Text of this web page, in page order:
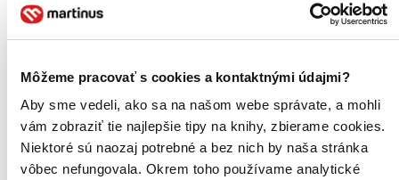
Môžeme pracovať s cookies a kontaktnými údajmi?
Aby sme vedeli, ako sa na našom webe správate, a mohli
vám zobraziť tie najlepšie tipy na knihy, zbierame cookies.
Niektoré sú naozaj potrebné a bez nich by naša stránka
vôbec nefungovala. Okrem toho používame analytické